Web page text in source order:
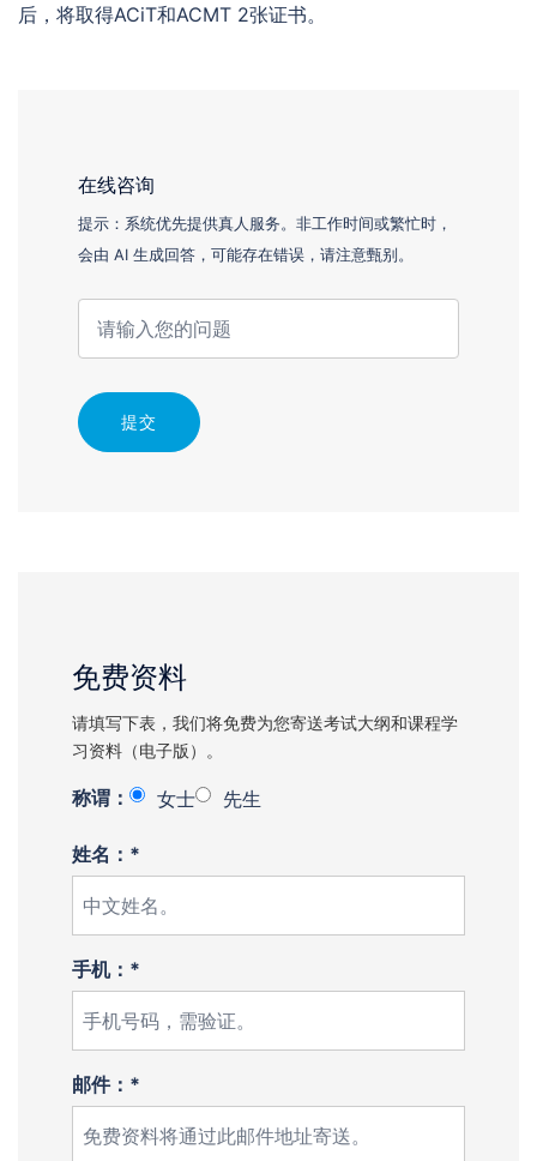
后，将取得ACiT和ACMT 2张证书。
在线咨询
提示：系统优先提供真人服务。非工作时间或繁忙时，
会由 AI 生成回答，可能存在错误，请注意甄别。
提交
免费资料
请填写下表，我们将免费为您寄送考试大纲和课程学
习资料（电子版）。
称谓： 女士 先生
姓名：*
手机：*
邮件：*